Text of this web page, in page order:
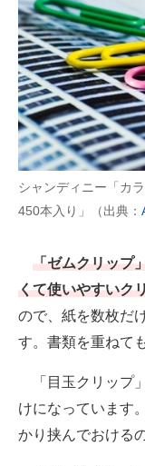
シャンディニー「カ
450本入り」（出典：
「ゼムクリップ
くて使いやすいク
ので、紙を数枚だ
す。書類を重ねて
「目玉クリップ
けになっています
かり挟んでおける